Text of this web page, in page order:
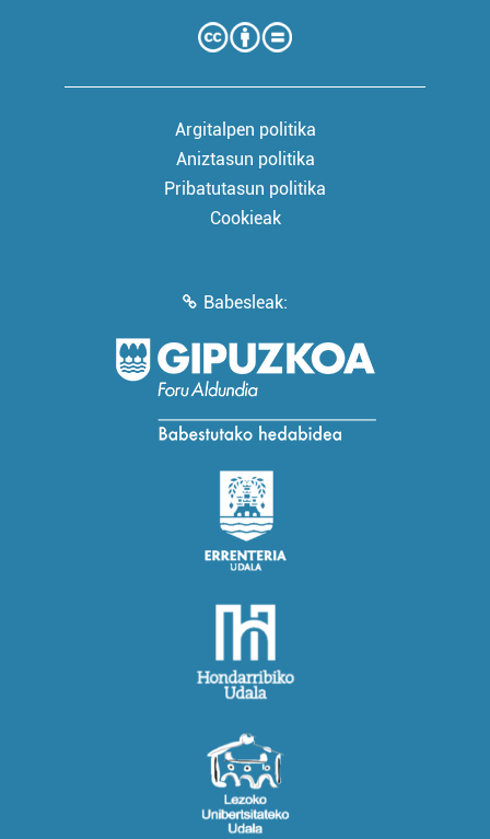
Argitalpen politika
Aniztasun politika
Pribatutasun politika
Cookieak
Babesleak: